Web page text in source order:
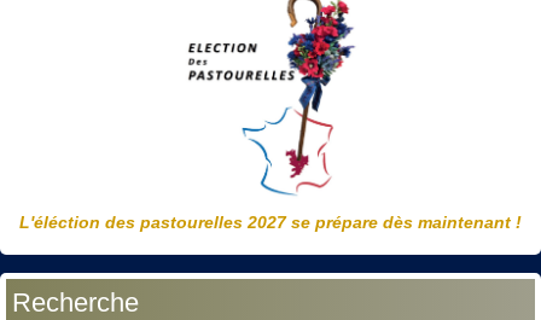
L'éléction des pastourelles 2027 se prépare dès maintenant !
Recherche